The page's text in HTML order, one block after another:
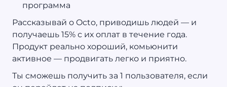
программа
Рассказывай о Octo, приводишь людей — и
получаешь 15% с их оплат в течение года.
Продукт реально хороший, комьюнити
активное — продвигать легко и приятно.
Ты сможешь получить за 1 пользователя, если